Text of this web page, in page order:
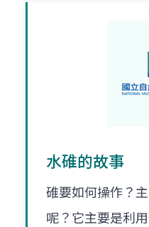
水碓的故事
碓要如何操作？
呢？它主要是利